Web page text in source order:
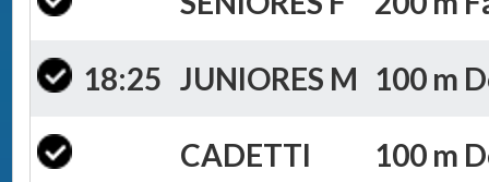
18:25 JUNIORES M 100 m
CADETTI 100 m